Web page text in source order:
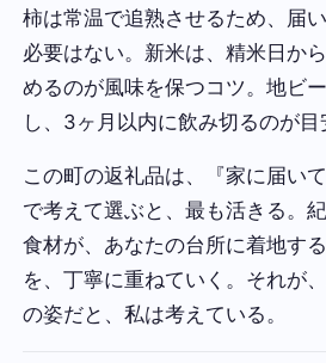
柿は常温で追熟させるため、届
必要はない。新米は、精米日か
めるのが風味を保つコツ。地ビ
し、3ヶ月以内に飲み切るのが目
この町の返礼品は、『家に届い
で考えて選ぶと、最も活きる。
食材が、あなたの台所に着地す
を、丁寧に重ねていく。それが
の姿だと、私は考えている。